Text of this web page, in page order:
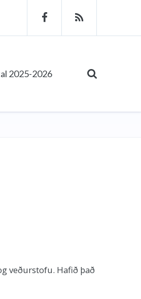
2025-2026
veðurstofu. Hafið það